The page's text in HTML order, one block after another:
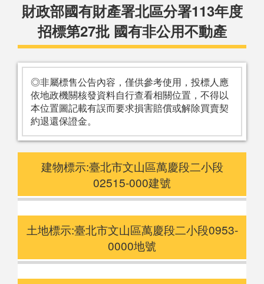
財政部國有財產署北區分署113年度
招標第27批 國有非公用不動產
◎非屬標售公告內容，僅供參考使用，投標人應
依地政機關核發資料自行查看相關位置，不得以
本位置圖記載有誤而要求損害賠償或解除買賣契
約退還保證金。
建物標示:臺北市文山區萬慶段二小段
02515-000建號
土地標示:臺北市文山區萬慶段二小段0953-
0000地號